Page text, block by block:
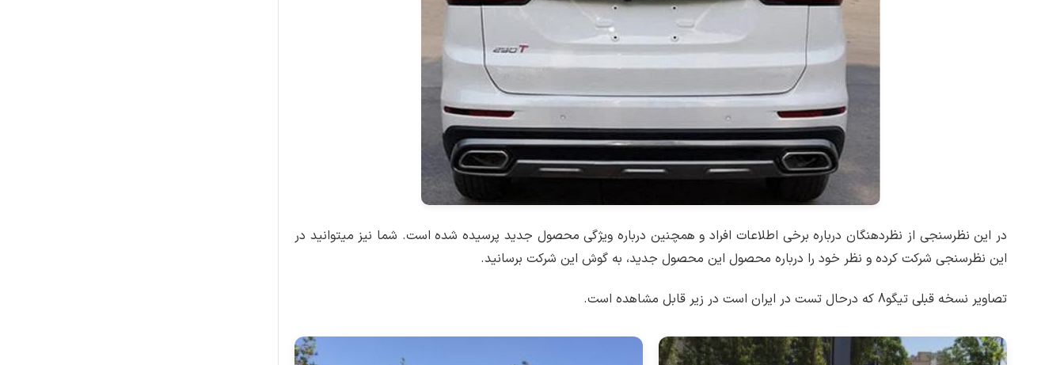
در این نظرسنجی از نظردهنگان درباره برخی اطلاعات افراد و همچنین درباره ویژگی محصول جدید پرسیده شده است. شما نیز میتوانید در
این نظرسنجی شرکت کرده و نظر خود را درباره محصول این محصول جدید، به گوش این شرکت برسانید.
تصاویر نسخه قبلی تیگو8 که درحال تست در ایران است در زیر قابل مشاهده است.